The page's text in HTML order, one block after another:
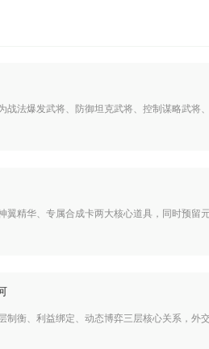
战法爆发武将、防御坦克武将、控制谋略武
翼精华、专属合成卡两大核心道具，同时预
制衡、利益绑定、动态博弈三层核心关系，